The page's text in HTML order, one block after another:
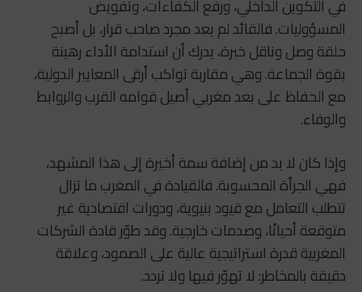
في التكوين الداخلي، ورفع الكفاءات، وتفويض
المسؤوليات. فالقائد لم يعد مجرد صاحب قرار، بل أصبح
حلقة وصل وناقل خبرة، يدرك أن استدامة الأداء رهينة
بقوة الجماعة. وهي مقاربة تواكب أرقى المعايير الدولية،
مع الحفاظ على بعد مغربي أصيل قوامه القرب والروابط
والوفاء.
وإذا كان لا بد من إضافة سمة أخيرة إلى هذا المشهد،
فهي الجرأة المحسوبة. فالقيادة في المغرب ما تزال
تتطلب التعامل مع قيود بنيوية، ودورات اقتصادية غير
متوقعة أحيانًا، وصدمات خارجية. وقد طوّر قادة الشركات
المغربية قدرة استراتيجية عالية على الصمود، وعلاقة
دقيقة بالمخاطر: لا تهوّر فيها ولا تردد.